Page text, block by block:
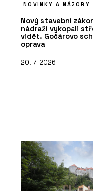
NOVINKY A NÁZORY
Nový stavební
nádraží vykopali
vidět. Gočárovo
oprava
20. 7. 2026